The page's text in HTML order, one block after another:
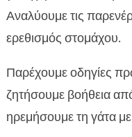
σολομό και
Purrfect Life
καθαρό και
 Πρόγραμμα

Συνηθισμένοι
γατόχορτο
Συμπέρασμα
Αναλύουμε τις
ερεθισμός στομάχου.
Παρέχουμε οδηγίες
ζητήσουμε βοήθεια
ηρεμήσουμε τη γάτα